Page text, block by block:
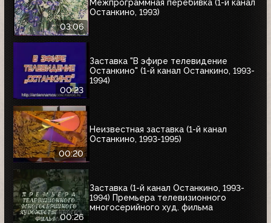
03:06
Межпрограммная перебивка (1-й канал
Останкино, 1993)
00:23
Заставка "В эфире телевидение
Останкино" (1-й канал Останкино, 1993-
1994)
00:20
Неизвестная заставка (1-й канал
Останкино, 1993-1995)
00:26
Заставка (1-й канал Останкино, 1993-
1994) Премьера телевизионного
многосерийного худ. фильма